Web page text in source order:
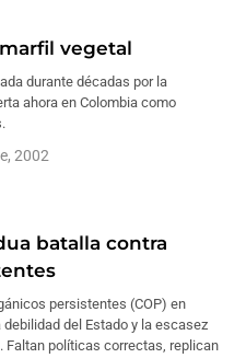
vegetal
durante décadas por la
ahora en Colombia como
2002
batalla contra
persistentes (COP) en
del Estado y la escasez
Faltan políticas correctas, replican